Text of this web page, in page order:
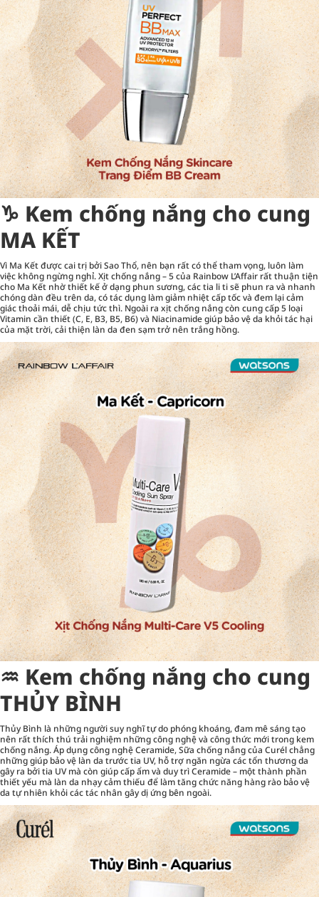
♑︎ Kem chống nắng cho cung
MA KẾT
Vì Ma Kết được cai trị bởi Sao Thổ, nên bạn rất có thể tham vọng, luôn làm
việc không ngừng nghỉ.Xịt chống nắng – 5 của Rainbow L’Affair rất thuận tiện
cho Ma Kết nhờ thiết kế ở dạng phun sương, các tia li ti sẽ phun ra và nhanh
chóng dàn đều trên da, có tác dụng làm giảm nhiệt cấp tốc và đem lại cảm
giác thoải mái, dễ chịu tức thì. Ngoài ra xịt chống nắng còn cung cấp 5 loại
Vitamin cần thiết (C, E, B3, B5, B6) và Niacinamide giúp bảo vệ da khỏi tác hại
của mặt trời, cải thiện làn da đen sạm trở nên trắng hồng.
♒︎ Kem chống nắng cho cung
THỦY BÌNH
Thủy Bình là những người suy nghĩ tự do phóng khoáng, đam mê sáng tạo
nên rất thích thú trải nghiệm những công nghệ và công thức mới trong kem
chống nắng. Áp dụng công nghệ Ceramide, Sữa chống nắng của Curél chẳng
những giúp bảo vệ làn da trước tia UV, hỗ trợ ngăn ngừa các tổn thương da
gây ra bởi tia UV mà còn giúp cấp ẩm và duy trì Ceramide – một thành phần
thiết yếu mà làn da nhạy cảm thiếu để làm tăng chức năng hàng rào bảo vệ
da tự nhiên khỏi các tác nhân gây dị ứng bên ngoài.